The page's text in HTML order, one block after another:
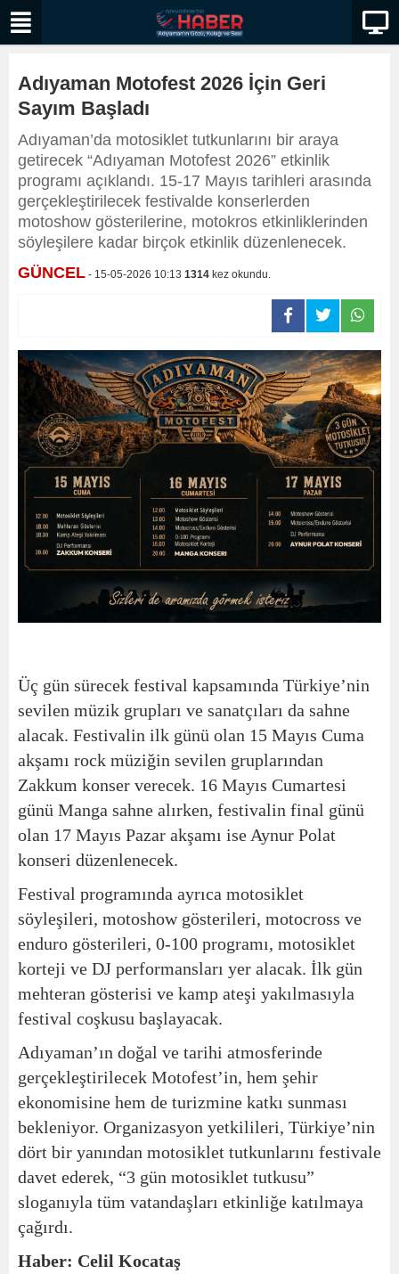
Adıyaman Motofest 2026 İçin Geri
Sayım Başladı
Adıyaman’da motosiklet tutkunlarını bir araya
getirecek “Adıyaman Motofest 2026” etkinlik
programı açıklandı. 15-17 Mayıs tarihleri arasında
gerçekleştirilecek festivalde konserlerden
motoshow gösterilerine, motokros etkinliklerinden
söyleşilere kadar birçok etkinlik düzenlenecek.
GÜNCEL - 15-05-2026 10:13 1314 kez okundu.
Üç gün sürecek festival kapsamında Türkiye’nin
sevilen müzik grupları ve sanatçıları da sahne
alacak. Festivalin ilk günü olan 15 Mayıs Cuma
akşamı rock müziğin sevilen gruplarından
Zakkum konser verecek. 16 Mayıs Cumartesi
günü Manga sahne alırken, festivalin final günü
olan 17 Mayıs Pazar akşamı ise Aynur Polat
konseri düzenlenecek.
Festival programında ayrıca motosiklet
söyleşileri, motoshow gösterileri, motocross ve
enduro gösterileri, 0-100 programı, motosiklet
korteji ve DJ performansları yer alacak. İlk gün
mehteran gösterisi ve kamp ateşi yakılmasıyla
festival coşkusu başlayacak.
Adıyaman’ın doğal ve tarihi atmosferinde
gerçekleştirilecek Motofest’in, hem şehir
ekonomisine hem de turizmine katkı sunması
bekleniyor. Organizasyon yetkilileri, Türkiye’nin
dört bir yanından motosiklet tutkunlarını festivale
davet ederek, “3 gün motosiklet tutkusu”
sloganıyla tüm vatandaşları etkinliğe katılmaya
çağırdı.
Haber: Celil Kocataş